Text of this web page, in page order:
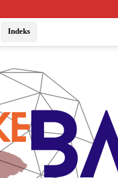
Indeks